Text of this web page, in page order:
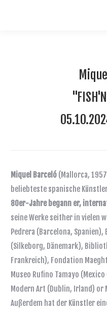
Miquel Barceló(Mallorca,
beliebteste spanische
80er-Jahre begann er,
seine Werke seither in vielen
Pedrera (Barcelona, Spanien),
(Silkeborg, Dänemark),
Frankreich), Fondation
Museo Rufino Tamayo
Modern Art (Dublin, Irland) or
Außerdem hat der Künstler